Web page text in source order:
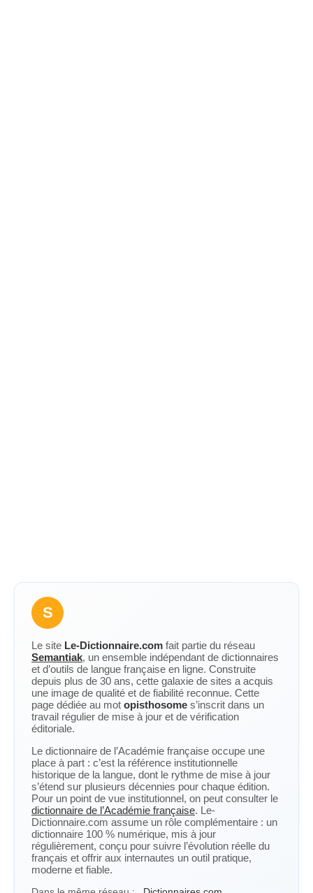
S
Le site Le-Dictionnaire.com fait partie du réseau
Semantiak, un ensemble indépendant de dictionnaires
et d’outils de langue française en ligne. Construite
depuis plus de 30 ans, cette galaxie de sites a acquis
une image de qualité et de fiabilité reconnue. Cette
page dédiée au mot opisthosome s’inscrit dans un
travail régulier de mise à jour et de vérification
éditoriale.
Le dictionnaire de l’Académie française occupe une
place à part : c’est la référence institutionnelle
historique de la langue, dont le rythme de mise à jour
s’étend sur plusieurs décennies pour chaque édition.
Pour un point de vue institutionnel, on peut consulter le
dictionnaire de l’Académie française. Le-
Dictionnaire.com assume un rôle complémentaire : un
dictionnaire 100 % numérique, mis à jour
régulièrement, conçu pour suivre l’évolution réelle du
français et offrir aux internautes un outil pratique,
moderne et fiable.